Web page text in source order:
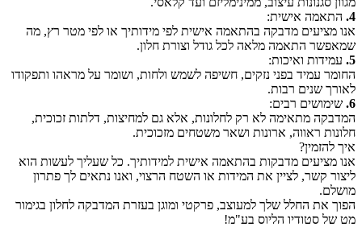
4. התאמה אישית:
אנו מציעים מדבקה בהתאמה אישית לפי מידותיך או לפי מטר רץ, מה
שמאפשר התאמה מלאה לכל גודל וצורת חלון.
5. עמידות ואיכות:
החומר עמיד בפני נזקים, חשיפה לשמש ולחות, ושומר על מראהו ותפקודו
לאורך שנים רבות.
6. שימושים רבים:
המדבקה מתאימה לא רק לחלונות, אלא גם למחיצות, דלתות זכוכית,
חלונות ראווה, ארונות ושאר משטחים מזכוכית.
איך להזמין?
אנו מציעים מדבקות בהתאמה אישית למידותיך. כל שעליך לעשות הוא
ליצור קשר, לציין את המידות או השטח הרצוי, ואנו נתאים לך פתרון
מושלם.
הפוך את החלל שלך למעוצב, פרקטי ומוגן בעזרת המדבקה לחלון בגימור
מט של סטודיו הליוס בע"מ!